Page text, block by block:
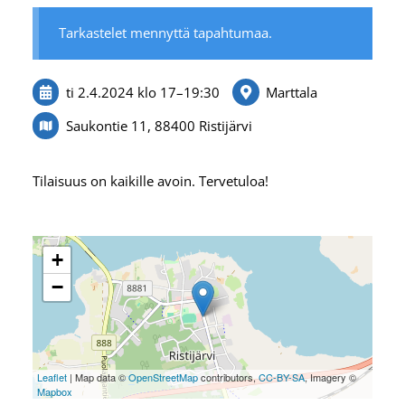
Tarkastelet mennyttä tapahtumaa.
ti 2.4.2024 klo 17–19:30
Marttala
Saukontie 11, 88400 Ristijärvi
Tilaisuus on kaikille avoin. Tervetuloa!
+
−
Leaflet| Map data ©OpenStreetMapcontributors,CC-BY-SA, Imagery ©
Mapbox